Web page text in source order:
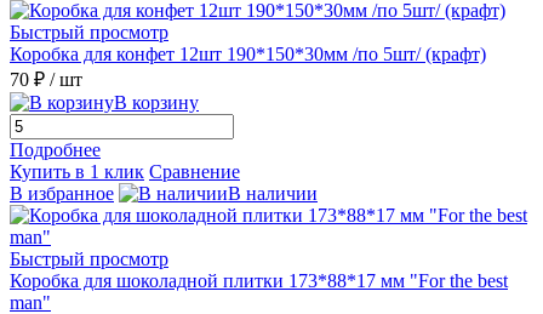
Быстрый просмотр
Коробка для конфет 12шт 190*150*30мм /по 5шт/ (крафт)
70 ₽ / шт
В корзину
Подробнее
Купить в 1 клик Сравнение
В избранное
В наличии
Быстрый просмотр
Коробка для шоколадной плитки 173*88*17 мм "For the best
man"